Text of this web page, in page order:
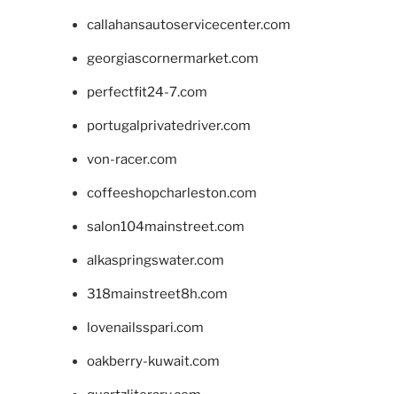
callahansautoservicecenter.com
georgiascornermarket.com
perfectfit24-7.com
portugalprivatedriver.com
von-racer.com
coffeeshopcharleston.com
salon104mainstreet.com
alkaspringswater.com
318mainstreet8h.com
lovenailsspari.com
oakberry-kuwait.com